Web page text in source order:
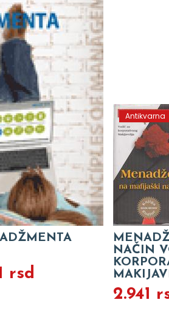
rsd
Antikvarna
NAČIN
2.941